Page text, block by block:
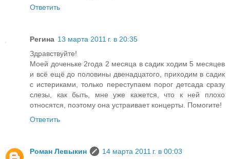
Ответить
Регина 13 марта 2011 г. в 20:35
Здравствуйте!
Моей доченьке 2года 2 месяца в садик ходим 5 месяцев
и всё ещё до половины двенадцатого, приходим в садик
с истериками, только переступаем порог детсада сразу
слезы, как быть, мне уже кажется, что к ней плохо
относятся, поэтому она устраивает концерты. Помогите!
Ответить
Роман Левыкин
14 марта 2011 г. в 00:03